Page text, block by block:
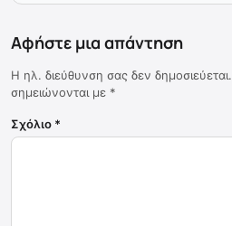
Αφήστε μια απάντηση
Η ηλ. διεύθυνση σας δεν δημοσιεύεται.
σημειώνονται με *
Σχόλιο *